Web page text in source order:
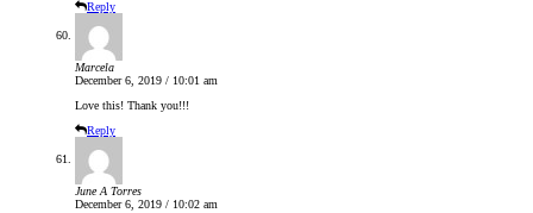
Reply
Marcela
December 6, 2019 / 10:01 am
Love this! Thank you!!!
Reply
June A Torres
December 6, 2019 / 10:02 am